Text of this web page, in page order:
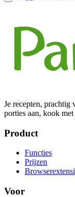
Je recepten, prachtig
porties aan, kook met
Product
Functies
Prijzen
Voor